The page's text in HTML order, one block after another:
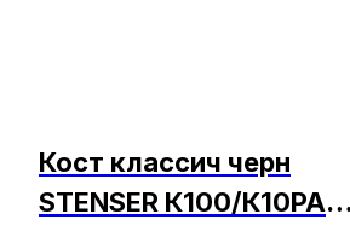
Кост классич черн
STENSER К100/К10РА